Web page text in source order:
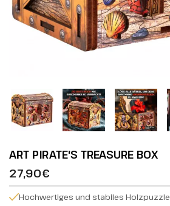
ART PIRATE'S TREASURE BOX
27,90€
Hochwertiges und stabiles Holzpuzzle